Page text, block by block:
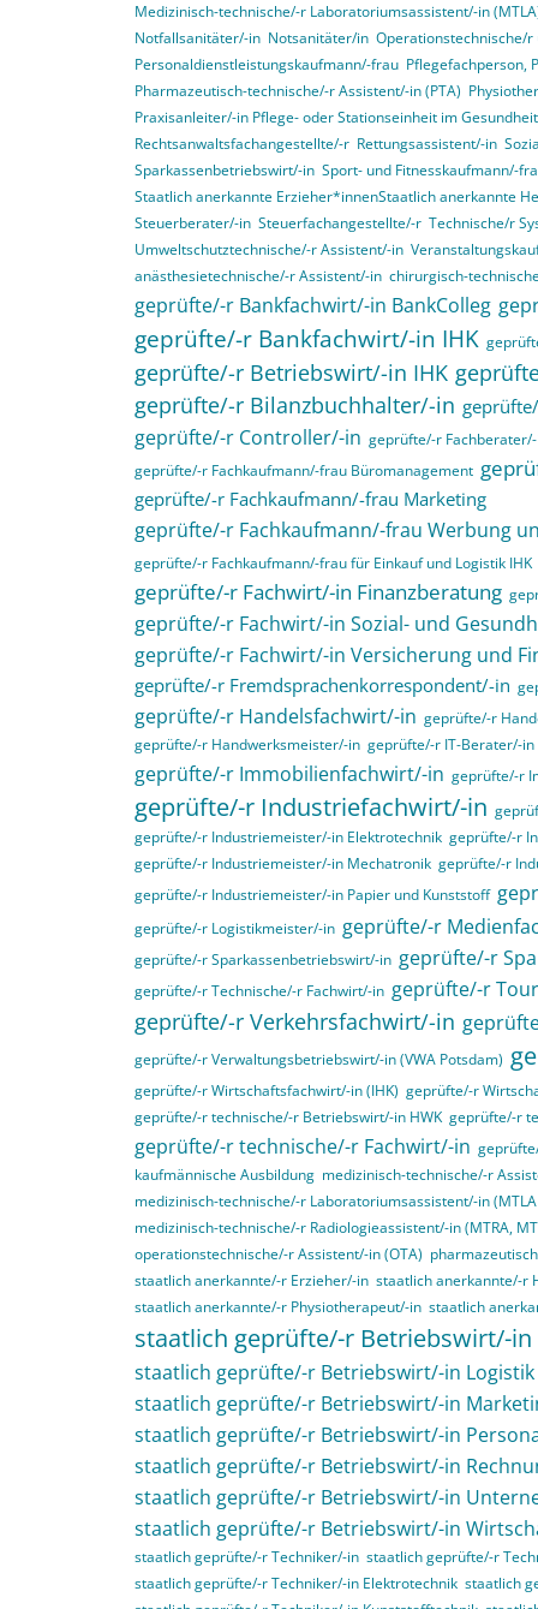
Medizinisch-technische/-r Laboratoriumsassistent/-in
Notfallsanitäter/-in Notsanitäter/in Operationstechnische/
Personaldienstleistungskaufmann/-frau Pflegefachperson,
Pharmazeutisch-technische/-r Assistent/-in (PTA)
Praxisanleiter/-in Pflege- oder Stationseinheit im
Rechtsanwaltsfachangestellte/-r Rettungsassistent/-in
Sparkassenbetriebswirt/-in Sport- und Fitnesskaufmann/-
Staatlich anerkannte Erzieher*innenStaatlich anerkannte
Steuerberater/-in Steuerfachangestellte/-r Technische/r
Umweltschutztechnische/-r Assistent/-in
anästhesietechnische/-r Assistent/-in chirurgisch-
geprüfte/-r Bankfachwirt/-in BankColleg
geprüfte/-r Bankfachwirt/-in IHK
geprüfte/-r Betriebswirt/-in IHK
geprüfte/-r Bilanzbuchhalter/-in
geprüfte/-r Controller/-in geprüfte/-r
geprüfte/-r Fachkaufmann/-frau Büromanagement
geprüfte/-r Fachkaufmann/-frau Marketing
geprüfte/-r Fachkaufmann/-frau Werbung
geprüfte/-r Fachkaufmann/-frau für Einkauf und Logistik IHK
geprüfte/-r Fachwirt/-in Finanzberatung
geprüfte/-r Fachwirt/-in Sozial- und
geprüfte/-r Fachwirt/-in Versicherung und
geprüfte/-r Fremdsprachenkorrespondent/-in
geprüfte/-r Handelsfachwirt/-in geprüfte/-r
geprüfte/-r Handwerksmeister/-in geprüfte/-r IT-Berater/-in
geprüfte/-r Immobilienfachwirt/-in geprüfte/-r
geprüfte/-r Industriefachwirt/-in
geprüfte/-r Industriemeister/-in Elektrotechnik geprüfte/-r
geprüfte/-r Industriemeister/-in Mechatronik geprüfte/-r
geprüfte/-r Industriemeister/-in Papier und Kunststoff
geprüfte/-r Logistikmeister/-in geprüfte/-r
geprüfte/-r Sparkassenbetriebswirt/-in geprüfte/-r
geprüfte/-r Technische/-r Fachwirt/-in geprüfte/-r
geprüfte/-r Verkehrsfachwirt/-in
geprüfte/-r Verwaltungsbetriebswirt/-in (VWA Potsdam)
geprüfte/-r Wirtschaftsfachwirt/-in (IHK) geprüfte/-r
geprüfte/-r technische/-r Betriebswirt/-in HWK geprüfte/-r
geprüfte/-r technische/-r Fachwirt/-in
kaufmännische Ausbildung medizinisch-technische/-r
medizinisch-technische/-r Laboratoriumsassistent/-in
medizinisch-technische/-r Radiologieassistent/-in (MTRA,
operationstechnische/-r Assistent/-in (OTA)
staatlich anerkannte/-r Erzieher/-in staatlich anerkannte/-r
staatlich anerkannte/-r Physiotherapeut/-in staatlich
staatlich geprüfte/-r Betriebswirt/-in
staatlich geprüfte/-r Betriebswirt/-in Logistik
staatlich geprüfte/-r Betriebswirt/-in
staatlich geprüfte/-r Betriebswirt/-in
staatlich geprüfte/-r Betriebswirt/-in
staatlich geprüfte/-r Betriebswirt/-in
staatlich geprüfte/-r Betriebswirt/-in
staatlich geprüfte/-r Techniker/-in staatlich geprüfte/-r
staatlich geprüfte/-r Techniker/-in Elektrotechnik staatlich